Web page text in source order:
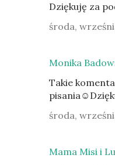
Dziękuję za
środa,
Monika
Takie
środa,
Mama Misi i